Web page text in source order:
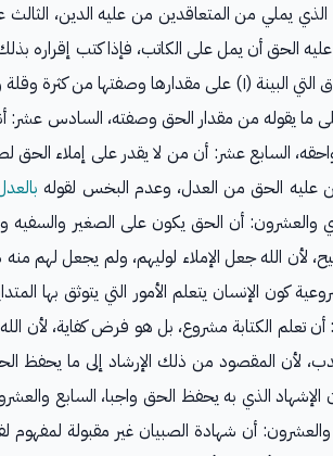
الذي يملي من المتعاقدين من عليه الدين،
عليه الحق أن يمل على الكاتب، فإذا كتب
سهوا، الخامس عشر: أن من عليه حقا من الحقوق التي
ما يقوله من مقدار الحق وصفته، السادس
السابع عشر: أن من لا يقدر على إملاء الحق
عليه الحق من العدل، وعدم البخس لقوله
والعشرون: أن الحق يكون على الصغير والسفيه
لأن الله جعل الإملاء لوليهم، ولم يجعل لهم
كون الإنسان يتعلم الأمور التي يتوثق بها
الكتابة مشروع، بل هو فرض كفاية، لأن
الذي به يحفظ الحق واجبا، السابع
أن شهادة الصبيان غير مقبولة لمفهوم